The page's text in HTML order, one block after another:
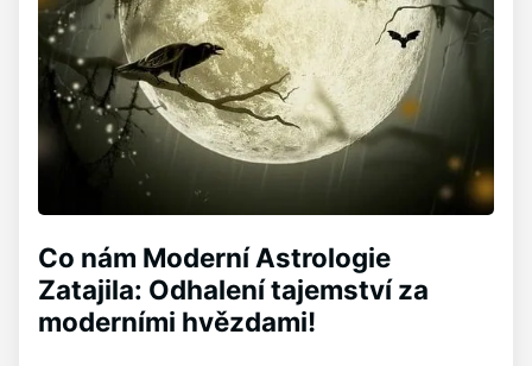
Co nám Moderní Astrologie
Zatajila: Odhalení tajemství za
moderními hvězdami!